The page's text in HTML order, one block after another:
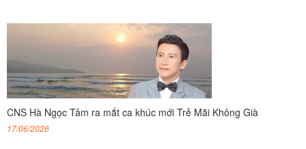
CNS Hà Ngọc Tâm ra mắt ca khúc mới Trẻ Mãi Không Già
17/06/2026